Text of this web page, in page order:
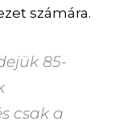
számára.
85-
csak a